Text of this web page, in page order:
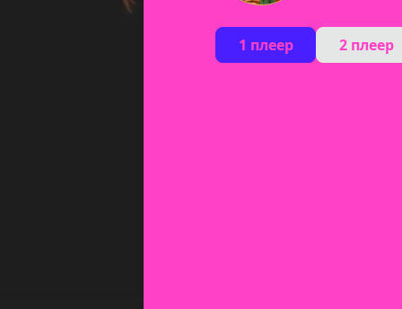
1 плеер 2 плеер